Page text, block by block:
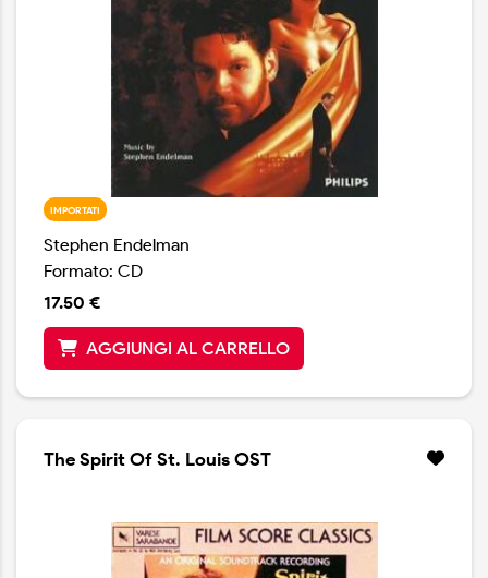
IMPORTATI
Stephen Endelman
Formato: CD
17.50 €
AGGIUNGI AL CARRELLO
The Spirit Of St. Louis OST